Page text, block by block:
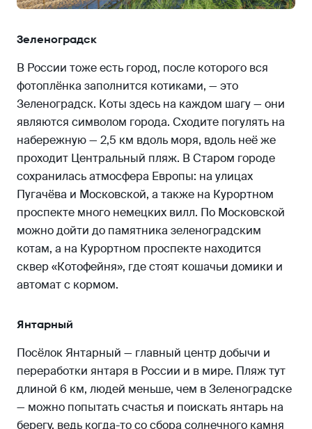
Зеленоградск
В России тоже есть город, после которого вся
фотоплёнка заполнится котиками, — это
Зеленоградск. Коты здесь на каждом шагу — они
являются символом города. Сходите погулять на
набережную — 2,5 км вдоль моря, вдоль неё же
проходит Центральный пляж. В Старом городе
сохранилась атмосфера Европы: на улицах
Пугачёва и Московской, а также на Курортном
проспекте много немецких вилл. По Московской
можно дойти до памятника зеленоградским
котам, а на Курортном проспекте находится
сквер «Котофейня», где стоят кошачьи домики и
автомат с кормом.
Янтарный
Посёлок Янтарный — главный центр добычи и
переработки янтаря в России и в мире. Пляж тут
длиной 6 км, людей меньше, чем в Зеленоградске
— можно попытать счастья и поискать янтарь на
берегу, ведь когда-то со сбора солнечного камня